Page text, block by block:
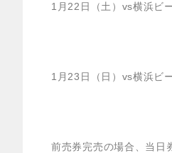
1月22日（土）vs横浜ビ
1月23日（日）vs横浜ビ
前売券完売の場合、当日